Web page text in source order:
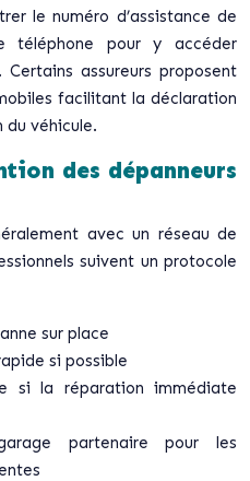
le numéro d’assistance de
téléphone pour y accéder
assureurs proposent
facilitant la déclaration
véhicule.
des dépanneurs
avec un réseau de
suivent un protocole
sur place
si possible
si la réparation immédiate
partenaire pour les